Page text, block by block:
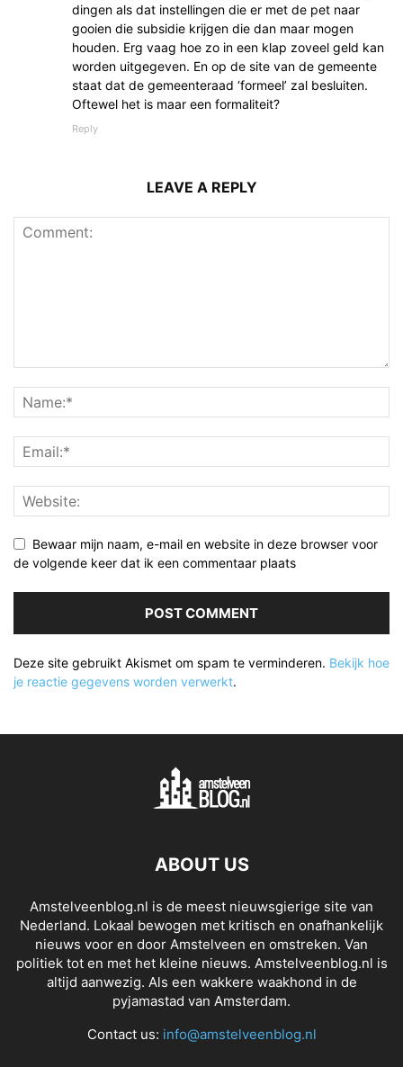
dingen als dat instellingen die er met de pet naar
gooien die subsidie krijgen die dan maar mogen
houden. Erg vaag hoe zo in een klap zoveel geld kan
worden uitgegeven. En op de site van de gemeente
staat dat de gemeenteraad ‘formeel’ zal besluiten.
Oftewel het is maar een formaliteit?
Reply
LEAVE A REPLY
Bewaar mijn naam, e-mail en website in deze browser voor
de volgende keer dat ik een commentaar plaats
Deze site gebruikt Akismet om spam te verminderen. Bekijk hoe
je reactie gegevens worden verwerkt.
ABOUT US
Amstelveenblog.nl is de meest nieuwsgierige site van
Nederland. Lokaal bewogen met kritisch en onafhankelijk
nieuws voor en door Amstelveen en omstreken. Van
politiek tot en met het kleine nieuws. Amstelveenblog.nl is
altijd aanwezig. Als een wakkere waakhond in de
pyjamastad van Amsterdam.
Contact us: info@amstelveenblog.nl